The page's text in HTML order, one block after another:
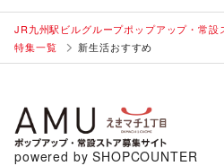
JR九州駅ビルグループポップアップ・常設
特集一覧
新生活おすすめ
powered by SHOPCOUNTER